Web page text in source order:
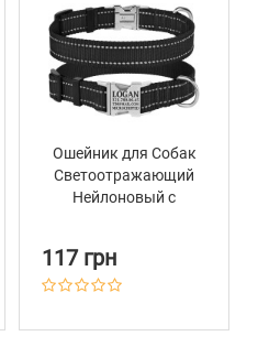
Ошейник для Собак
Светоотражающий
Нейлоновый с
Active Черный
117 грн